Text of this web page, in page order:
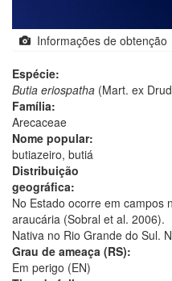
Informações de obtenção
Espécie:
Butia eriospatha (Mart. ex
Família:
Arecaceae
Nome popular:
butiazeiro, butiá
Distribuição
geográfica:
No Estado ocorre em campos
araucária (Sobral et al. 2006).
Nativa no Rio Grande do Sul.
Grau de ameaça (RS):
Em perigo (EN)